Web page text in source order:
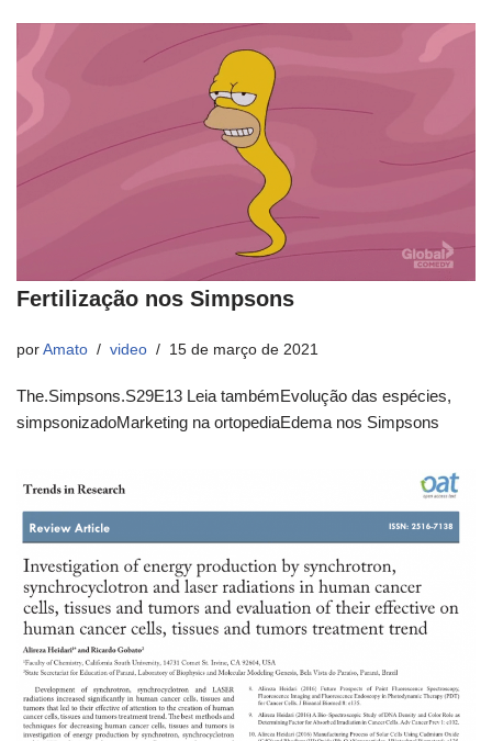
Fertilização nos Simpsons
por Amato video 15 de março de 2021
The.Simpsons.S29E13 Leia tambémEvolução das espécies,
simpsonizadoMarketing na ortopediaEdema nos Simpsons